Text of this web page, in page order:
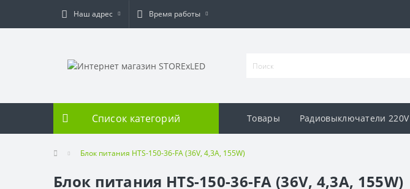
Наш адрес Время работы
Список категорий Товары Радиовыключатели 220V
Блок питания HTS-150-36-FA (36V, 4,3A, 155W)
Блок питания HTS-150-36-FA (36V, 4,3A, 155W)